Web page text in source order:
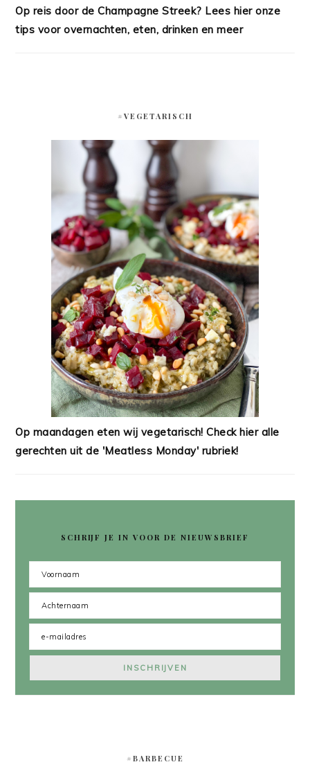
Op reis door de Champagne Streek? Lees hier onze
tips voor overnachten, eten, drinken en meer
#VEGETARISCH
Op maandagen eten wij vegetarisch! Check hier alle
gerechten uit de 'Meatless Monday' rubriek!
SCHRIJF JE IN VOOR DE NIEUWSBRIEF
#BARBECUE